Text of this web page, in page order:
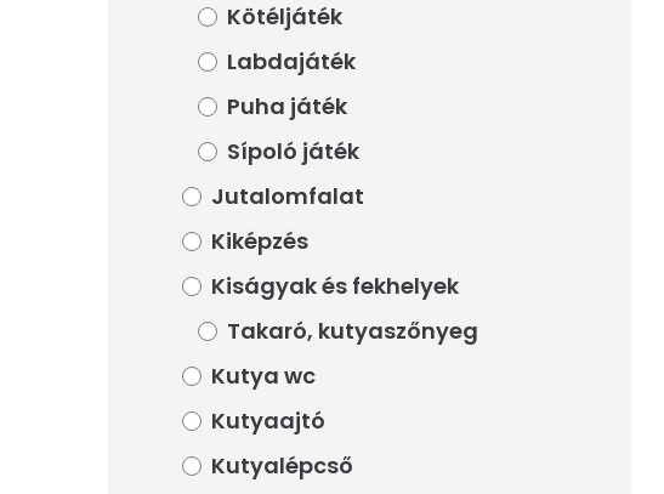
Kötéljáték
Labdajáték
Puha játék
Sípoló játék
Jutalomfalat
Kiképzés
Kiságyak és fekhelyek
Takaró, kutyaszőnyeg
Kutya wc
Kutyaajtó
Kutyalépcső
Kötéljáték
Labdajáték
Puha játék
Sípoló játék
Jutalomfalat
Kiképzés
Kiságyak és fekhelyek
Takaró, kutyaszőnyeg
Kutya wc
Kutyaajtó
Kutyalépcső